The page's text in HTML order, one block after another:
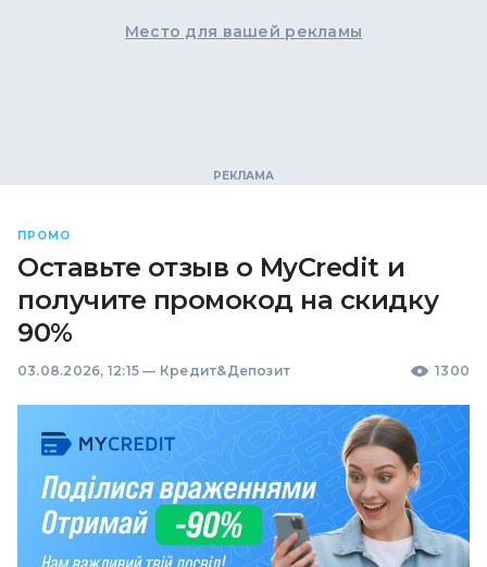
Место для вашей рекламы
ПРОМО
Оставьте отзыв о MyCredit и
получите промокод на скидку
90%
03.08.2026, 12:15 — Кредит&Депозит 1300